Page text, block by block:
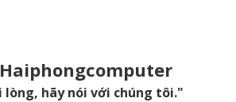
lòng, hãy nói với chúng tôi."